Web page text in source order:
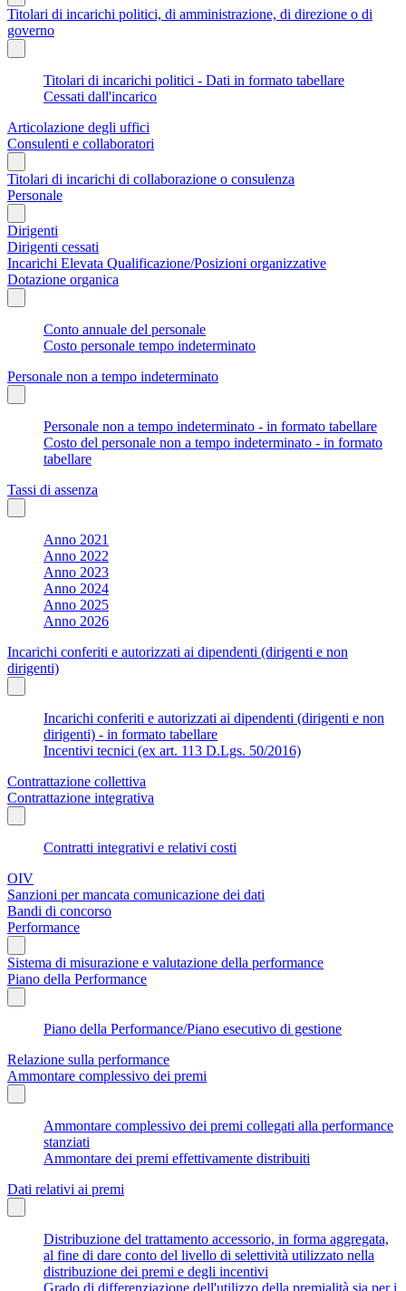
Titolari di incarichi politici, di amministrazione, di direzione o di
governo
Titolari di incarichi politici - Dati in formato tabellare
Cessati dall'incarico
Articolazione degli uffici
Consulenti e collaboratori
Titolari di incarichi di collaborazione o consulenza
Personale
Dirigenti
Dirigenti cessati
Incarichi Elevata Qualificazione/Posizioni organizzative
Dotazione organica
Conto annuale del personale
Costo personale tempo indeterminato
Personale non a tempo indeterminato
Personale non a tempo indeterminato - in formato tabellare
Costo del personale non a tempo indeterminato - in formato
tabellare
Tassi di assenza
Anno 2021
Anno 2022
Anno 2023
Anno 2024
Anno 2025
Anno 2026
Incarichi conferiti e autorizzati ai dipendenti (dirigenti e non
dirigenti)
Incarichi conferiti e autorizzati ai dipendenti (dirigenti e non
dirigenti) - in formato tabellare
Incentivi tecnici (ex art. 113 D.Lgs. 50/2016)
Contrattazione collettiva
Contrattazione integrativa
Contratti integrativi e relativi costi
OIV
Sanzioni per mancata comunicazione dei dati
Bandi di concorso
Performance
Sistema di misurazione e valutazione della performance
Piano della Performance
Piano della Performance/Piano esecutivo di gestione
Relazione sulla performance
Ammontare complessivo dei premi
Ammontare complessivo dei premi collegati alla performance
stanziati
Ammontare dei premi effettivamente distribuiti
Dati relativi ai premi
Distribuzione del trattamento accessorio, in forma aggregata,
al fine di dare conto del livello di selettività utilizzato nella
distribuzione dei premi e degli incentivi
Grado di differenziazione dell'utilizzo della premialità sia per i